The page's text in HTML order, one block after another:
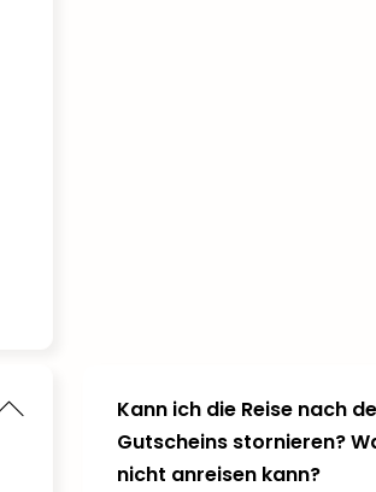
Kann ich die Reise nach
Gutscheins stornieren?
nicht anreisen kann?